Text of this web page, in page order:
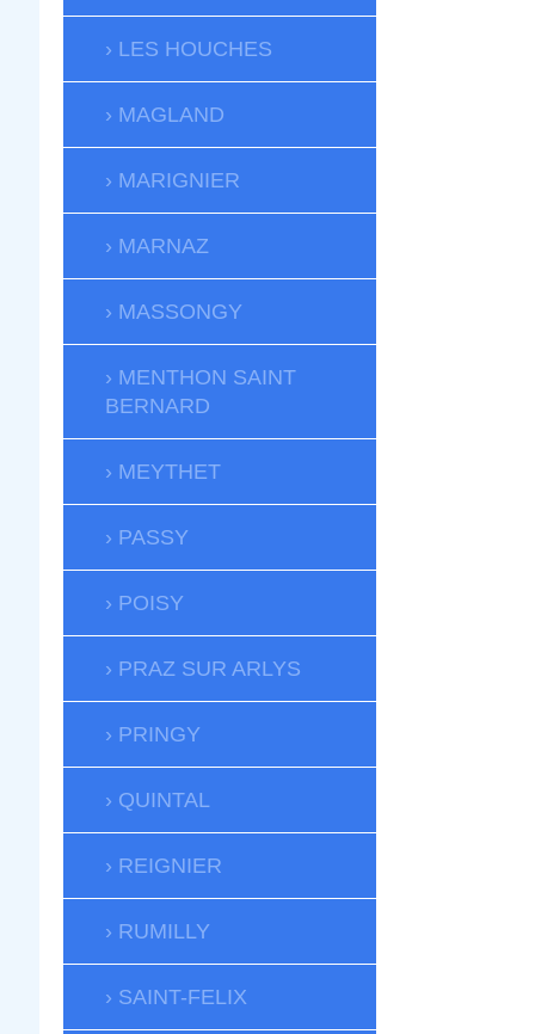
LES HOUCHES
MAGLAND
MARIGNIER
MARNAZ
MASSONGY
MENTHON SAINT
BERNARD
MEYTHET
PASSY
POISY
PRAZ SUR ARLYS
PRINGY
QUINTAL
REIGNIER
RUMILLY
SAINT-FELIX